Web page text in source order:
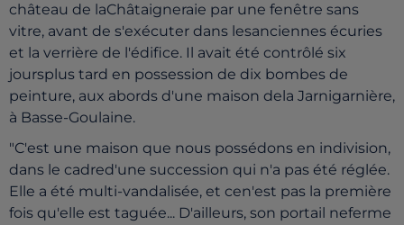
château de laChâtaigneraie par une fenêtre sans
vitre, avant de s'exécuter dans lesanciennes écuries
et la verrière de l'édifice. Il avait été contrôlé six
joursplus tard en possession de dix bombes de
peinture, aux abords d'une maison dela Jarnigarnière,
à Basse-Goulaine.
"C'est une maison que nous possédons en indivision,
dans le cadred'une succession qui n'a pas été réglée.
Elle a été multi-vandalisée, et cen'est pas la première
fois qu'elle est taguée... D'ailleurs, son portail neferme